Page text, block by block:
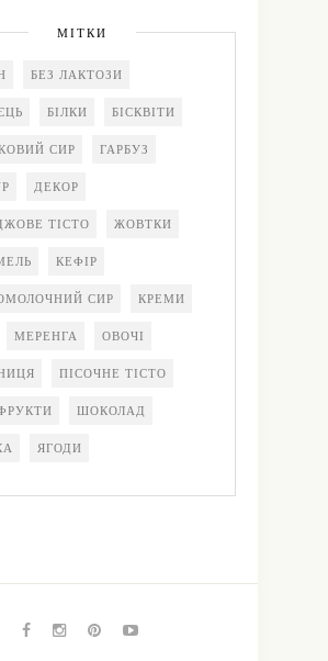
МІТКИ
БЕЗ ЛАКТОЗИ
БІЛКИ БІСКВІТИ
СИР ГАРБУЗ
ДЕКОР
ТІСТО ЖОВТКИ
КЕФІР
СИР КРЕМИ
МЕРЕНГА ОВОЧІ
ПІСОЧНЕ ТІСТО
ШОКОЛАД
ЯГОДИ